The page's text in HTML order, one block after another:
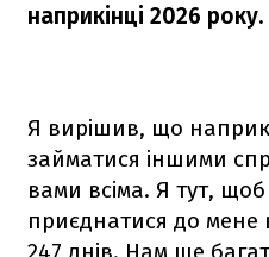
наприкінці 2026 року.
Я вирішив, що
займатися іншими
вами всіма. Я тут,
приєднатися до мене
247 днів. Нам ще